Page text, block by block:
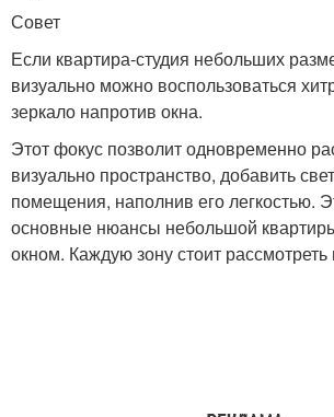
Совет
Если квартира-студия небольших
визуально можно воспользоваться
зеркало напротив окна.
Этот фокус позволит одновременно
визуально пространство, добавить
помещения, наполнив его легкостью.
основные нюансы небольшой
окном. Каждую зону стоит рассмотреть